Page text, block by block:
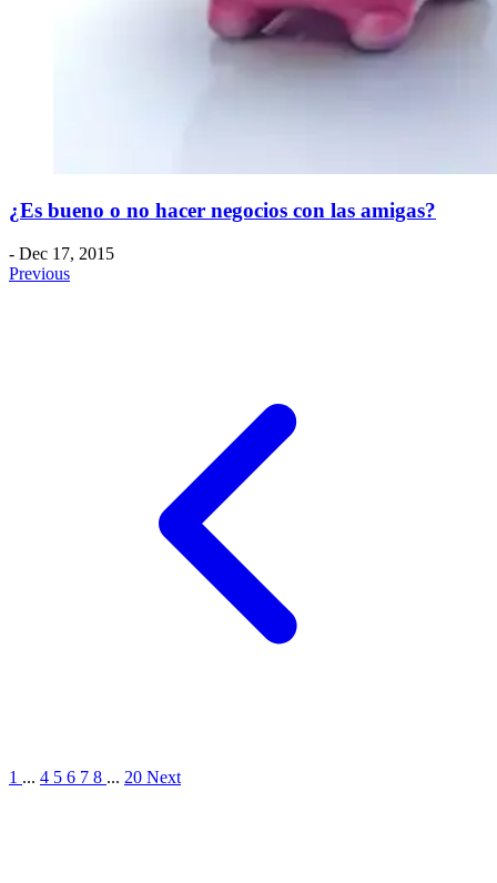
¿Es bueno o no hacer negocios con las amigas?
- Dec 17, 2015
Previous
1 ... 4 5 6 7 8 ... 20 Next